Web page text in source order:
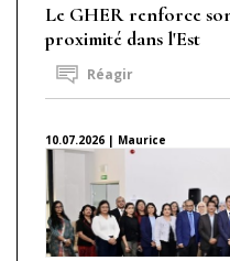
Le GHER renforce
proximité dans l'Est
Réagir
10.07.2026 | Maurice